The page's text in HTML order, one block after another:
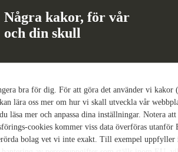
Några kakor, för vår
och din skull
bra för dig. För att göra det använder vi kakor
lära oss mer om hur vi skall utveckla vår
läsa mer och anpassa dina inställningar. Notera att
cookies kommer viss data överföras utanför
bolag vet vi inte exakt. Till exempel uppfyller